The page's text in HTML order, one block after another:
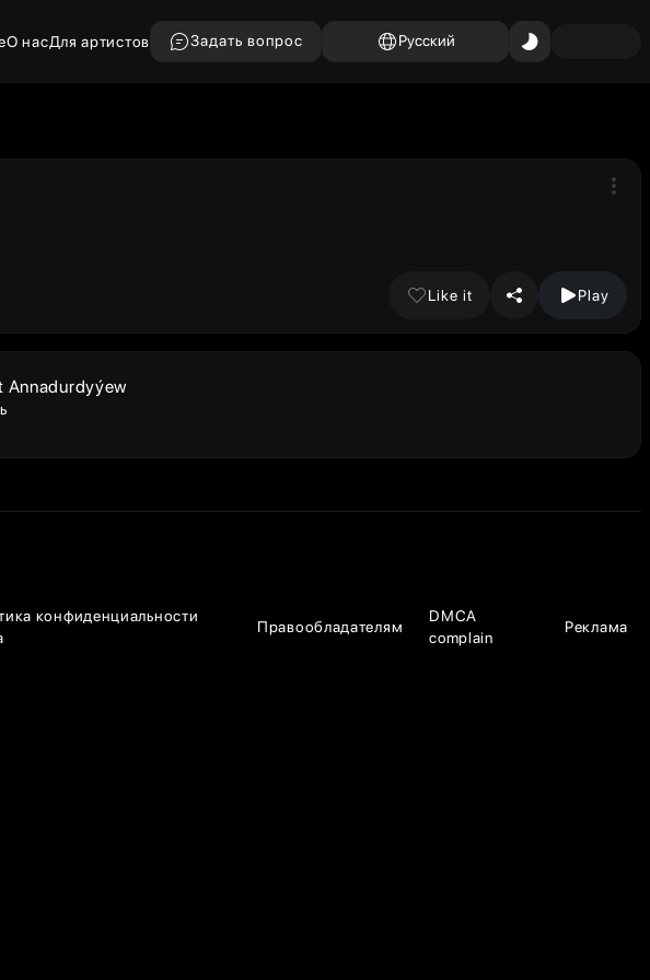
О насДля артистов Задать вопрос Русский
Like it Play
Annadurdyýew
конфиденциальности
Правообладателям
DMCA
complain
Реклама